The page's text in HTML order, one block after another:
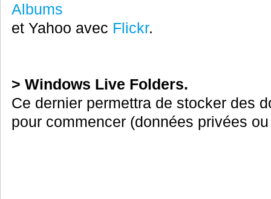
Albums
et Yahoo avec Flickr.
> Windows Live Folders.
Ce dernier permettra de stocker des
pour commencer (données privées